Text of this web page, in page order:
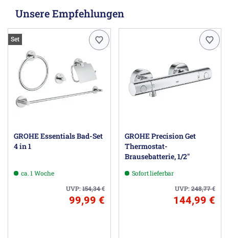
Unsere Empfehlungen
Set
GROHE Essentials Bad-Set
4 in 1
ca. 1 Woche
UVP:154,34€
99,99 €
GROHE Precision Get
Thermostat-
Brausebatterie, 1/2"
Sofort lieferbar
UVP:248,77€
144,99 €